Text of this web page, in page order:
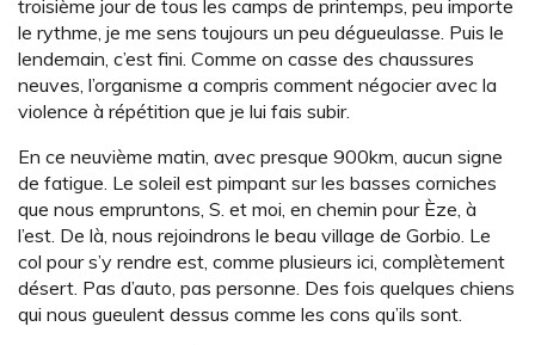
troisième jour de tous les camps de printemps, peu importe
le rythme, je me sens toujours un peu dégueulasse. Puis le
lendemain, c’est fini. Comme on casse des chaussures
neuves, l’organisme a compris comment négocier avec la
violence à répétition que je lui fais subir.
En ce neuvième matin, avec presque 900km, aucun signe
de fatigue. Le soleil est pimpant sur les basses corniches
que nous empruntons, S. et moi, en chemin pour Èze, à
l’est. De là, nous rejoindrons le beau village de Gorbio. Le
col pour s’y rendre est, comme plusieurs ici, complètement
désert. Pas d’auto, pas personne. Des fois quelques chiens
qui nous gueulent dessus comme les cons qu’ils sont.